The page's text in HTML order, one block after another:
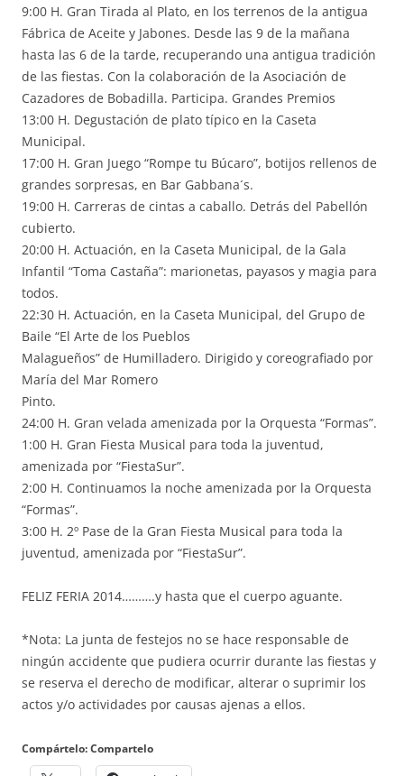
9:00 H. Gran Tirada al Plato, en los terrenos de la antigua
Fábrica de Aceite y Jabones. Desde las 9 de la mañana
hasta las 6 de la tarde, recuperando una antigua tradición
de las fiestas. Con la colaboración de la Asociación de
Cazadores de Bobadilla. Participa. Grandes Premios
13:00 H. Degustación de plato típico en la Caseta
Municipal.
17:00 H. Gran Juego “Rompe tu Búcaro”, botijos rellenos de
grandes sorpresas, en Bar Gabbana´s.
19:00 H. Carreras de cintas a caballo. Detrás del Pabellón
cubierto.
20:00 H. Actuación, en la Caseta Municipal, de la Gala
Infantil “Toma Castaña”: marionetas, payasos y magia para
todos.
22:30 H. Actuación, en la Caseta Municipal, del Grupo de
Baile “El Arte de los Pueblos
Malagueños” de Humilladero. Dirigido y coreografiado por
María del Mar Romero
Pinto.
24:00 H. Gran velada amenizada por la Orquesta “Formas”.
1:00 H. Gran Fiesta Musical para toda la juventud,
amenizada por “FiestaSur”.
2:00 H. Continuamos la noche amenizada por la Orquesta
“Formas”.
3:00 H. 2º Pase de la Gran Fiesta Musical para toda la
juventud, amenizada por “FiestaSur”.
FELIZ FERIA 2014……….y hasta que el cuerpo aguante.
*Nota: La junta de festejos no se hace responsable de
ningún accidente que pudiera ocurrir durante las fiestas y
se reserva el derecho de modificar, alterar o suprimir los
actos y/o actividades por causas ajenas a ellos.
Compártelo: Compartelo